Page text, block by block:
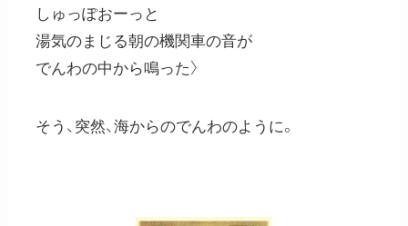
しゅっぽおーっと
湯気のまじる朝の機関車の音が
でんわの中から鳴った〉
そう、突然、海からのでんわのように。